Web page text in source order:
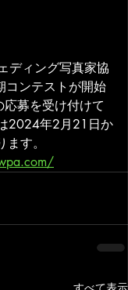
ディング写真家協
ンテストが開始
募を受け付けて
2024年2月21日か
す。